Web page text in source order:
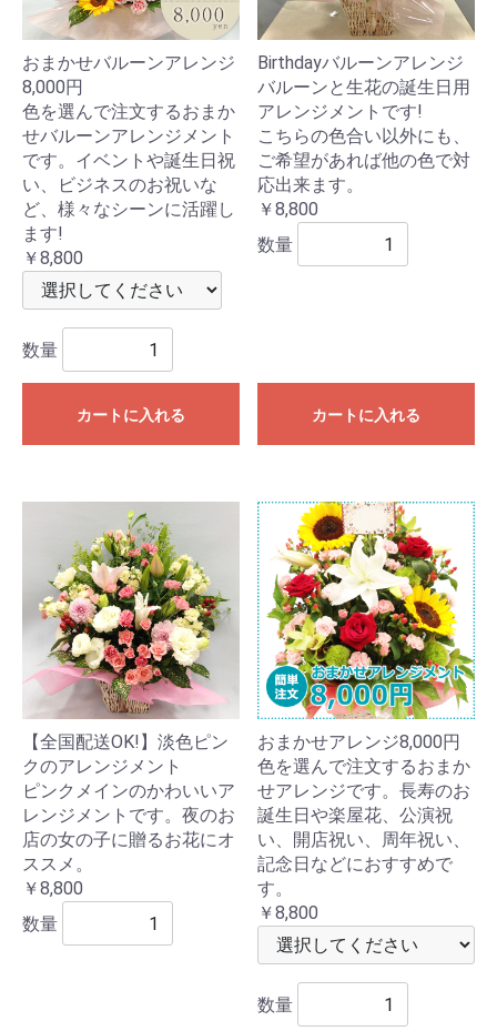
おまかせバルーンアレンジ
8,000円
色を選んで注文するおまか
せバルーンアレンジメント
です。イベントや誕生日祝
い、ビジネスのお祝いな
ど、様々なシーンに活躍し
ます!
￥8,800
数量
カートに入れる
Birthdayバルーンアレンジ
バルーンと生花の誕生日用
アレンジメントです!
こちらの色合い以外にも、
ご希望があれば他の色で対
応出来ます。
￥8,800
数量
カートに入れる
【全国配送OK!】淡色ピン
クのアレンジメント
ピンクメインのかわいいア
レンジメントです。夜のお
店の女の子に贈るお花にオ
ススメ。
￥8,800
数量
おまかせアレンジ8,000円
色を選んで注文するおまか
せアレンジです。長寿のお
誕生日や楽屋花、公演祝
い、開店祝い、周年祝い、
記念日などにおすすめで
す。
￥8,800
数量